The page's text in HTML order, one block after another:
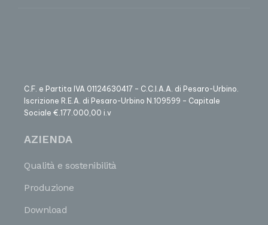
C.F. e Partita IVA 01124630417 – C.C.I.A.A. di Pesaro-Urbino.
Iscrizione R.E.A. di Pesaro-Urbino N.109599 – Capitale
Sociale €.177.000,00 i.v
AZIENDA
Qualità e sostenibilità
Produzione
Download